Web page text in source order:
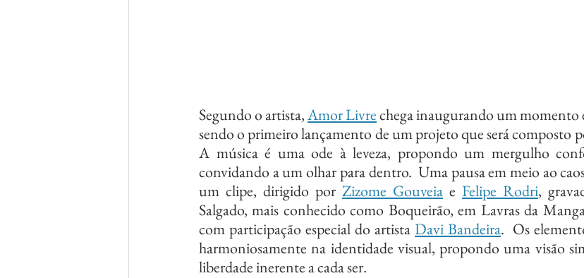
Segundo o artista, Amor Livre chega inaugurando um momento
sendo o primeiro lançamento de um projeto que será composto
A música é uma ode à leveza, propondo um mergulho
convidando a um olhar para dentro.  Uma pausa em meio ao
um clipe, dirigido por Zizome Gouveia e Felipe Rodri,
Salgado, mais conhecido como Boqueirão, em Lavras da
com participação especial do artista Davi Bandeira.  Os
harmoniosamente na identidade visual, propondo uma visão
liberdade inerente a cada ser.